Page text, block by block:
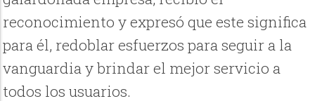
reconocimiento y expresó que este significa
para él, redoblar esfuerzos para seguir a la
vanguardia y brindar el mejor servicio a
todos los usuarios.